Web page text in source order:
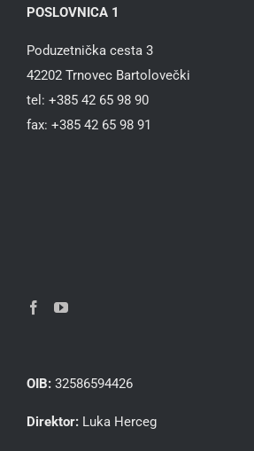
POSLOVNICA 1
Poduzetnička cesta 3
42202 Trnovec Bartolovečki
tel: +385 42 65 98 90
fax: +385 42 65 98 91
OIB: 32586594426
Direktor: Luka Herceg